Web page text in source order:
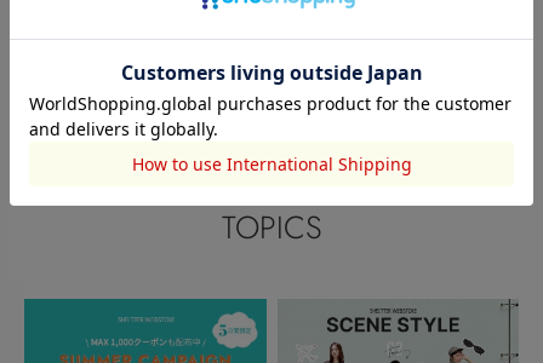
閲覧中カテゴリーのランキング
TOPICS